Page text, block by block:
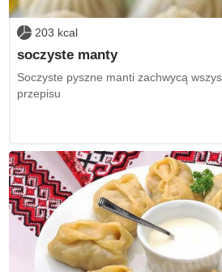
203 kcal
soczyste manty
Soczyste pyszne manti zachwycą
przepisu